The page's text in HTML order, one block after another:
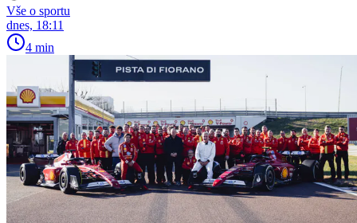
Vše o sportu
dnes, 18:11
4 min